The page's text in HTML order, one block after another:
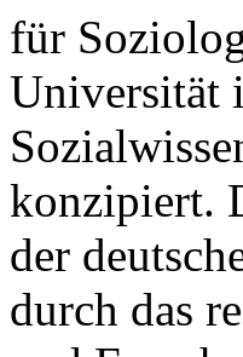
für
Universität
konzipiert.
der
durch das